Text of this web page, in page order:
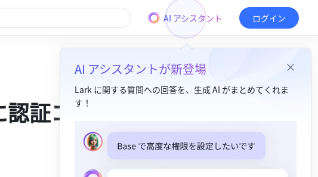
AI アシスタント
AI アシスタントが新登場
Lark に関する質問への回答を、生成 AI がまとめてくれま
す！
ログイン
証コー
1. 概要​